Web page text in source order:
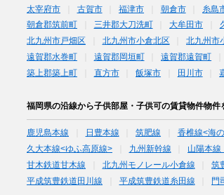
太宰府市
古賀市 福津市 朝倉市 糸島
朝倉郡筑前町
三井郡大刀洗町 大牟田市
北九州市戸畑区
北九州市小倉北区 北九州市
遠賀郡水巻町
遠賀郡岡垣町 遠賀郡遠賀町
築上郡築上町
直方市 飯塚市 田川市
福岡県の沿線から子供部屋・子供可の賃貸物件物件
鹿児島本線 日豊本線 筑肥線 香椎線<海
久大本線<ゆふ高原線>
九州新幹線 山陽本線
甘木鉄道甘木線
北九州モノレール小倉線 筑
平成筑豊鉄道田川線
平成筑豊鉄道糸田線 門